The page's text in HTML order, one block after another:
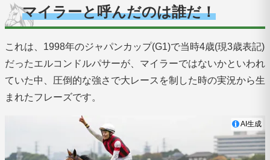
マイラーと呼んだのは誰だ！
これは、1998年のジャパンカップ(G1)で当時4歳(現3歳表記)
だったエルコンドルパサーが、マイラーではないかといわれ
ていた中、圧倒的な強さで大レースを制した時の実況から生
まれたフレーズです。
AI生成